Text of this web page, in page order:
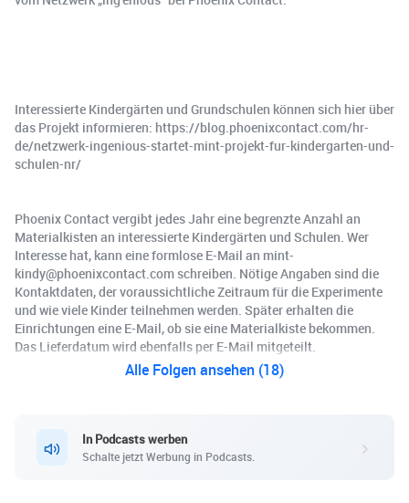
Interessierte Kindergärten und Grundschulen können sich hier über
das Projekt informieren: https://blog.phoenixcontact.com/hr-
de/netzwerk-ingenious-startet-mint-projekt-fur-kindergarten-und-
schulen-nr/
Phoenix Contact vergibt jedes Jahr eine begrenzte Anzahl an
Materialkisten an interessierte Kindergärten und Schulen. Wer
Interesse hat, kann eine formlose E-Mail an mint-
kindy@phoenixcontact.com schreiben. Nötige Angaben sind die
Kontaktdaten, der voraussichtliche Zeitraum für die Experimente
und wie viele Kinder teilnehmen werden. Später erhalten die
Einrichtungen eine E-Mail, ob sie eine Materialkiste bekommen.
Das Lieferdatum wird ebenfalls per E-Mail mitgeteilt.
Alle Folgen ansehen (18)
In Podcasts werben
Schalte jetzt Werbung in Podcasts.